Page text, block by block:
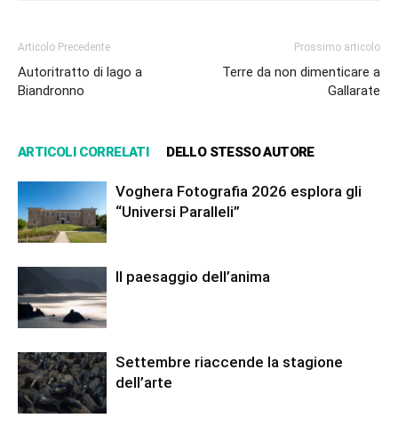
Articolo Precedente
Autoritratto di lago a
Biandronno
Prossimo articolo
Terre da non dimenticare a
Gallarate
ARTICOLI CORRELATI DELLO STESSO AUTORE
Voghera Fotografia 2026 esplora gli
“Universi Paralleli”
Il paesaggio dell’anima
Settembre riaccende la stagione
dell’arte